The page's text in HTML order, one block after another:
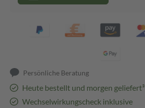
Persönliche Beratung
Heute bestellt und morgen geliefert³
Wechselwirkungscheck inklusive